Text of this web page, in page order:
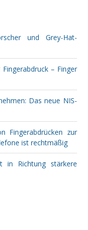
und Grey-Hat-
– Finger
Das neue NIS-
Fingerabdrücken zur
ist rechtmäßig
in Richtung stärkere